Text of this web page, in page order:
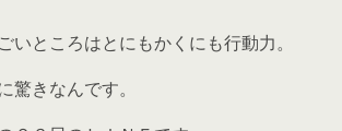
いところはとにもかくにも行動力。
驚きなんです。